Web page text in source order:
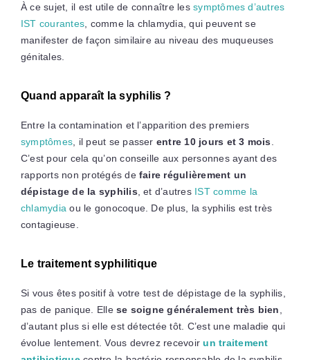
À ce sujet, il est utile de connaître lessymptômes d’autres
IST courantes , comme la chlamydia, qui peuvent se
manifester de façon similaire au niveau des muqueuses
génitales.
Quand apparaît la syphilis ?
Entre la contamination et l’apparition des premiers
symptômes , il peut se passer entre 10 jours et 3 mois
C’est pour cela qu’on conseille aux personnes ayant des
rapports non protégés de faire régulièrement un
dépistage de la syphilis , et d’autres IST comme la
chlamydia ou le gonocoque. De plus, la syphilis est très
contagieuse.
Le traitement syphilitique
Si vous êtes positif à votre test de dépistage de la syphilis,
pas de panique. Ellese soigne généralement très bien
d’autant plus si elle est détectée tôt. C’est une maladie qui
évolue lentement. Vous devrez recevoirun traitement